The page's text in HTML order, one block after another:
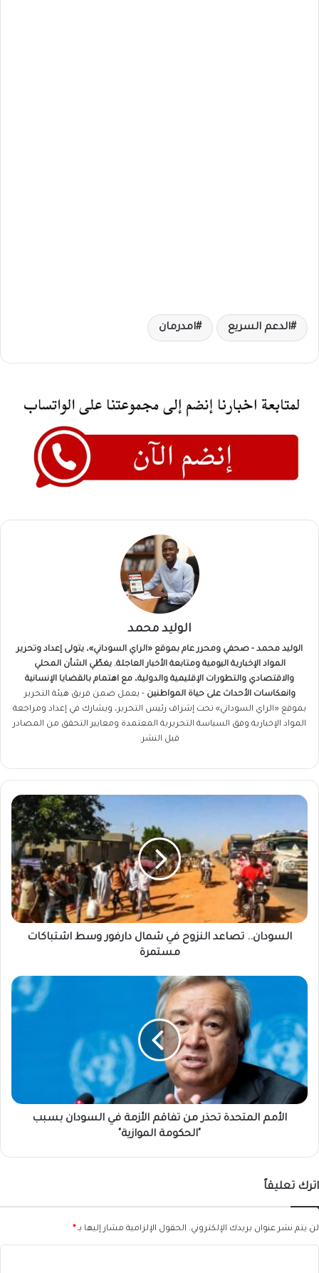
الدعم السريع امدرمان
الوليد محمد
الوليد محمد - صحفي ومحرر عام بموقع «الراي السوداني»، يتولى إعداد وتحرير
المواد الإخبارية اليومية ومتابعة الأخبار العاجلة. يغطّي الشأن المحلي
والاقتصادي والتطورات الإقليمية والدولية، مع اهتمام بالقضايا الإنسانية
وانعكاسات الأحداث على حياة المواطنين - يعمل ضمن فريق هيئة التحرير
بموقع «الراي السوداني» تحت إشراف رئيس التحرير، ويشارك في إعداد ومراجعة
المواد الإخبارية وفق السياسة التحريرية المعتمدة ومعايير التحقق من المصادر
قبل النشر.
السودان..
النزوح
في
شمال
دارفور
وسط
اشتباكات
مستمرة
السودان.. تصاعد النزوح في شمال دارفور وسط اشتباكات
مستمرة
الأمم
من
تفاقم
الأزمة
في
السودان
بسبب
"الحكومةالأمم المتحدة تحذر من تفاقم الأزمة في السودان بسبب
"الحكومة الموازية"
اترك تعليقاً
لن يتم نشر عنوان بريدك الإلكتروني. الحقول الإلزامية مشار إليها بـ*